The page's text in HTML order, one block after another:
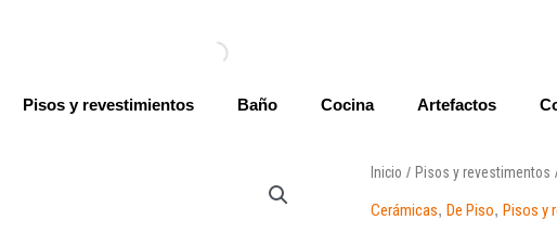
Pisos y revestimientos Baño Cocina Artefactos
Inicio / Pisos y revestimentos
Cerámicas,De Piso,Pisos y